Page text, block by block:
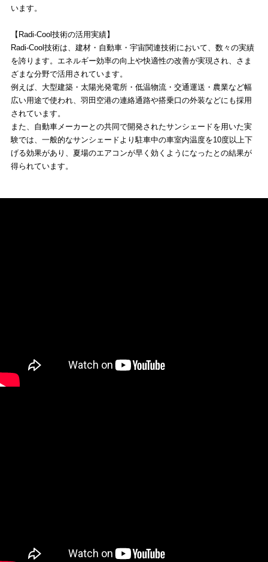
います。
【Radi-Cool技術の活用実績】
Radi-Cool技術は、建材・自動車・宇宙関連技術において、数々の実績
を誇ります。エネルギー効率の向上や快適性の改善が実現され、さま
ざまな分野で活用されています。
例えば、大型建築・太陽光発電所・低温物流・交通運送・農業など幅
広い用途で使われ、羽田空港の連絡通路や搭乗口の外装などにも採用
されています。
また、自動車メーカーとの共同で開発されたサンシェードを用いた実
験では、一般的なサンシェードより駐車中の車室内温度を10度以上下
げる効果があり、夏場のエアコンが早く効くようになったとの結果が
得られています。